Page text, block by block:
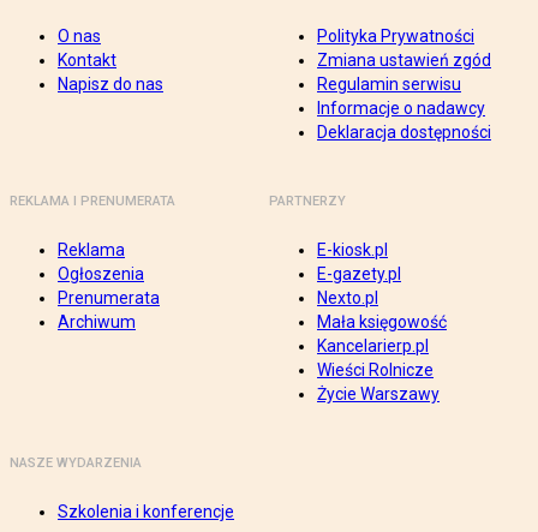
O nas
Kontakt
Napisz do nas
Polityka Prywatności
Zmiana ustawień zgód
Regulamin serwisu
Informacje o nadawcy
Deklaracja dostępności
REKLAMA I PRENUMERATA
Reklama
Ogłoszenia
Prenumerata
Archiwum
PARTNERZY
E-kiosk.pl
E-gazety.pl
Nexto.pl
Mała księgowość
Kancelarierp.pl
Wieści Rolnicze
Życie Warszawy
NASZE WYDARZENIA
Szkolenia i konferencje